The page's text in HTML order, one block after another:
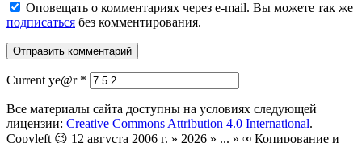
Оповещать о комментариях через e-mail. Вы можете так же
подписаться без комментирования.
Current ye@r *
Все материалы сайта доступны на условиях следующей
лицензии: Creative Commons Attribution 4.0 International.
Copyleft 😉 12 августа 2006 г. » 2026 » ... » ∞ Копирование и